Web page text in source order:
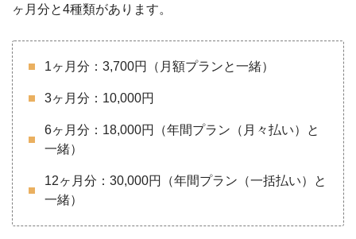
ヶ月分と4種類があります。
1ヶ月分：3,700円（月額プランと一緒）
3ヶ月分：10,000円
6ヶ月分：18,000円（年間プラン（月々払い）と
一緒）
12ヶ月分：30,000円（年間プラン（一括払い）と
一緒）